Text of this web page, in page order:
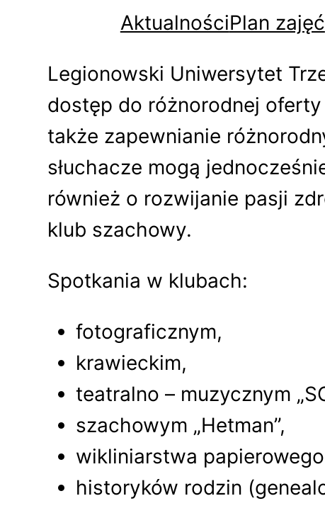
AktualnościPlan zajęć
Legionowski Uniwersytet
dostęp do różnorodnej
także zapewnianie
słuchacze mogą
również o rozwijanie pasji
klub szachowy.
Spotkania w klubach:
fotograficznym,
krawieckim,
teatralno – muzycznym
szachowym „Hetman”,
wikliniarstwa
historyków rodzin